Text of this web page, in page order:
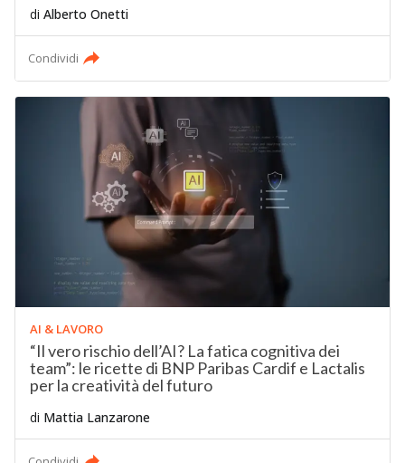
di Alberto Onetti
Condividi
AI & LAVORO
“Il vero rischio dell’AI? La fatica cognitiva dei
team”: le ricette di BNP Paribas Cardif e Lactalis
per la creatività del futuro
di Mattia Lanzarone